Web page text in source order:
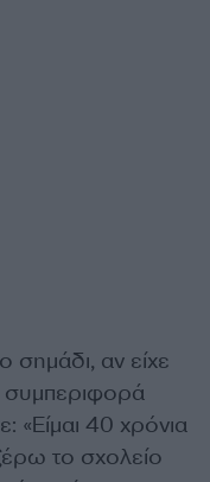
σημάδι, αν είχε
συμπεριφορά
«Είμαι 40 χρόνια
το σχολείο